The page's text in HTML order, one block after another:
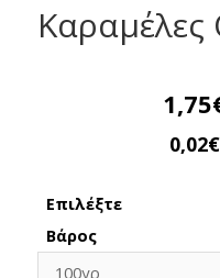
1,75
0,02€
Επιλέξτε
Βάρος